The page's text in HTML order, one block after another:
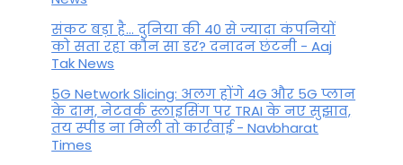
संकट बड़ा है... दुनिया की 40 से ज्यादा कंपनियों
को सता रहा कौन सा डर? दनादन छंटनी - Aaj
Tak News
5G Network Slicing: अलग होंगे 4G और 5G प्लान
के दाम, नेटवर्क स्लाइसिंग पर TRAI के नए सुझाव,
तय स्पीड ना मिली तो कार्रवाई - Navbharat
Times